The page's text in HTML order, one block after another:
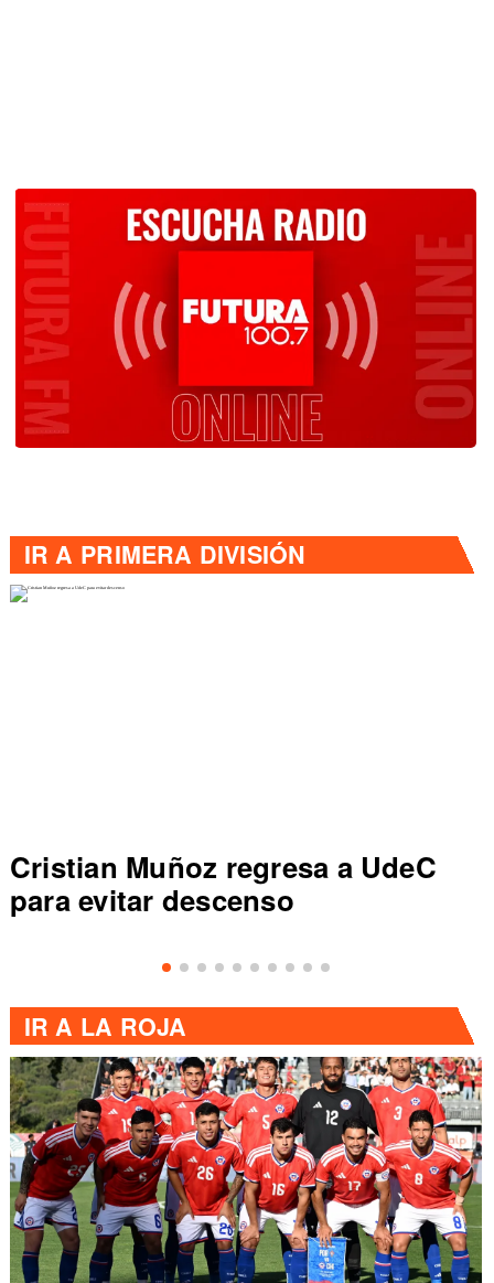
IR A PRIMERA DIVISIÓN
Cristian Muñoz regresa a UdeC
para evitar descenso
IR A LA ROJA